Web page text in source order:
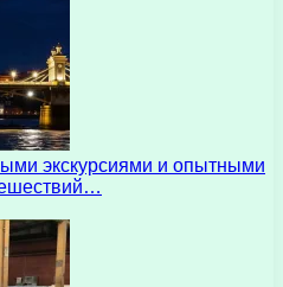
экскурсиями и опытными